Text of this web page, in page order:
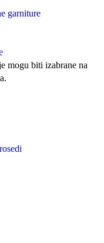
garniture
mogu biti izabrane na